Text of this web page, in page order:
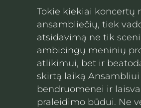
Tokie kiekiai koncertų
ansambliečių, tiek
atsidavimą ne tik
ambicingų meninių
atlikimui, bet ir
skirtą laiką
bendruomenei ir
praleidimo būdui. Ne